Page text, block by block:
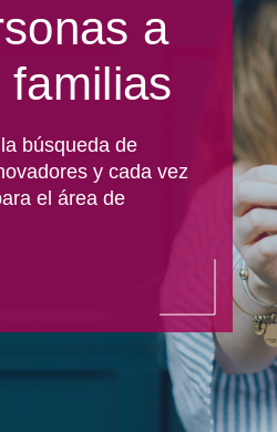
a
búsqueda de
y cada vez
el área de